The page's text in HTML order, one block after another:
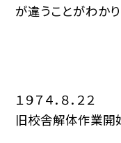
が違うことがわかり
１９７４．８．２２
旧校舎解体作業開